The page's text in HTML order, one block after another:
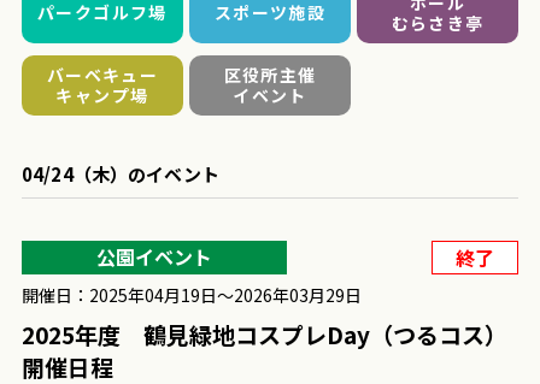
パークゴルフ場 スポーツ施設
むらさき亭
バーベキュー
キャンプ場
区役所主催
イベント
04/24（木）のイベント
公園イベント 終了
開催日：2025年04月19日〜2026年03月29日
2025年度 鶴見緑地コスプレDay（つるコス）
開催日程